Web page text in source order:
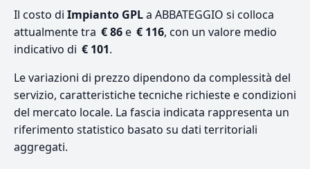
Il costo di Impianto GPLa ABBATEGGIO si colloca
attualmente tra € 86e € 116, con un valore medio
indicativo di € 101.
Le variazioni di prezzo dipendono da complessità del
servizio, caratteristiche tecniche richieste e condizioni
del mercato locale. La fascia indicata rappresenta un
riferimento statistico basato su dati territoriali
aggregati.